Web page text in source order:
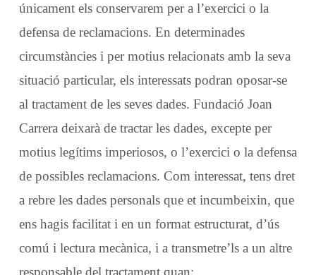
únicament els conservarem per a l’exercici o la
defensa de reclamacions. En determinades
circumstàncies i per motius relacionats amb la seva
situació particular, els interessats podran oposar-se
al tractament de les seves dades. Fundació Joan
Carrera deixarà de tractar les dades, excepte per
motius legítims imperiosos, o l’exercici o la defensa
de possibles reclamacions. Com interessat, tens dret
a rebre les dades personals que et incumbeixin, que
ens hagis facilitat i en un format estructurat, d’ús
comú i lectura mecànica, i a transmetre’ls a un altre
responsable del tractament quan: